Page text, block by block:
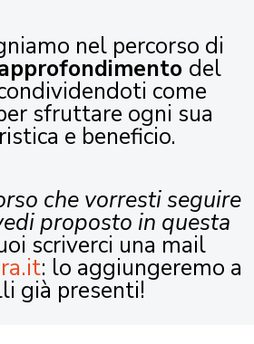
nel percorso di
del
come
sfruttare ogni sua
e beneficio.
che vorresti seguire
proposto in questa
scriverci una mail
: lo aggiungeremo a
già presenti!